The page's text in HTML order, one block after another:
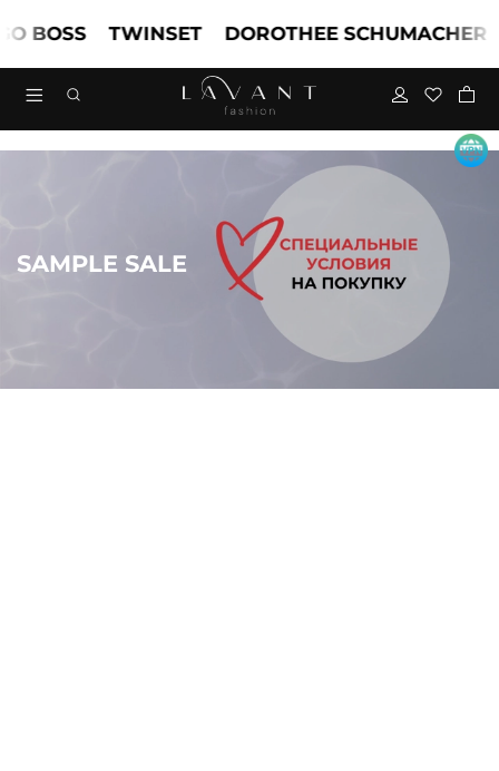
TWINSET DOROTHEE SCHUMACHER
SAMPLE SALE